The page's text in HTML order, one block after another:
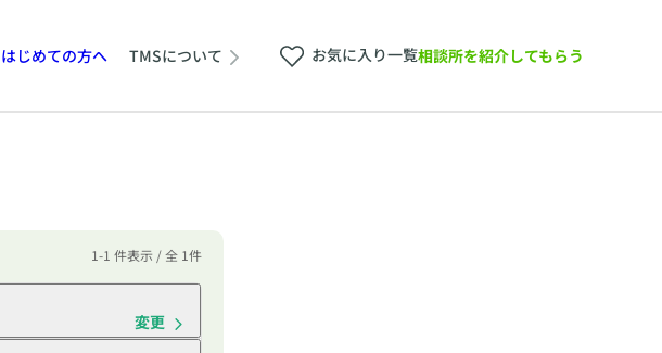
はじめての方へ TMSについて お気に入り一覧相談所を紹介してもらう
1-1 件表示 / 全 1件
変更